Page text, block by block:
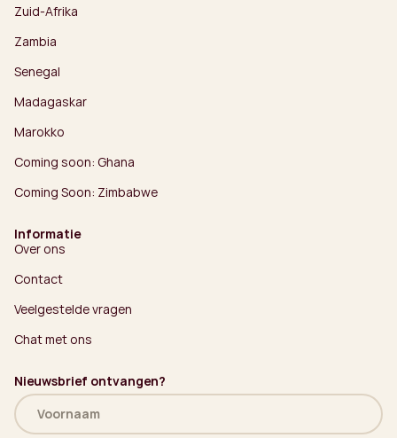
Zuid-Afrika
Zambia
Senegal
Madagaskar
Marokko
Coming soon: Ghana
Coming Soon: Zimbabwe
Informatie
Over ons
Contact
Veelgestelde vragen
Chat met ons
Nieuwsbrief ontvangen?
Naam
(Vereist)